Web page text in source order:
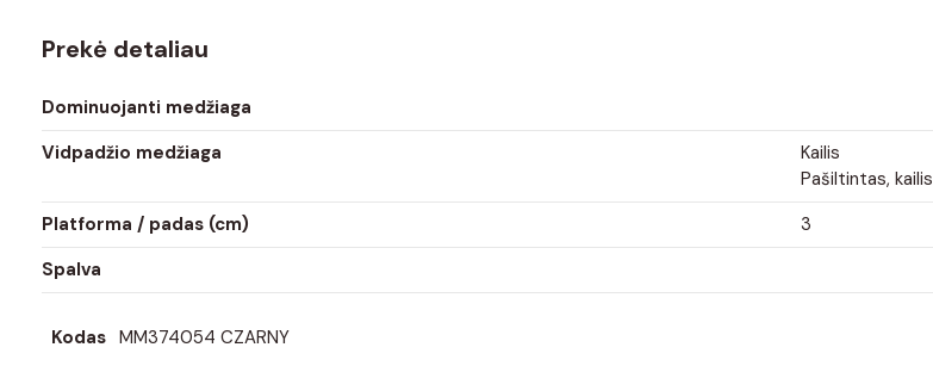
Prekė detaliau
Dominuojanti medžiaga
Vidpadžio medžiaga
Kailis
Pašiltintas, kailis
Platforma / padas (cm)
3
Spalva
Kodas MM374054 CZARNY